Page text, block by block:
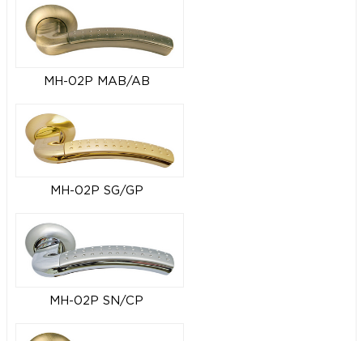
MH-02P MAB/AB
MH-02P SG/GP
MH-02P SN/CP